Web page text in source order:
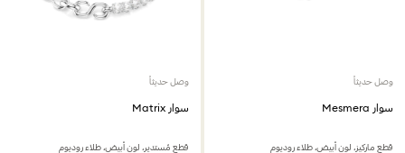
وصل حديثاً
سوار Mesmera
قطع ماركيز، لون أبيض، طلاء روديوم
وصل حديثاً
سوار Matrix
قطع مُستدير، لون أبيض، طلاء روديوم